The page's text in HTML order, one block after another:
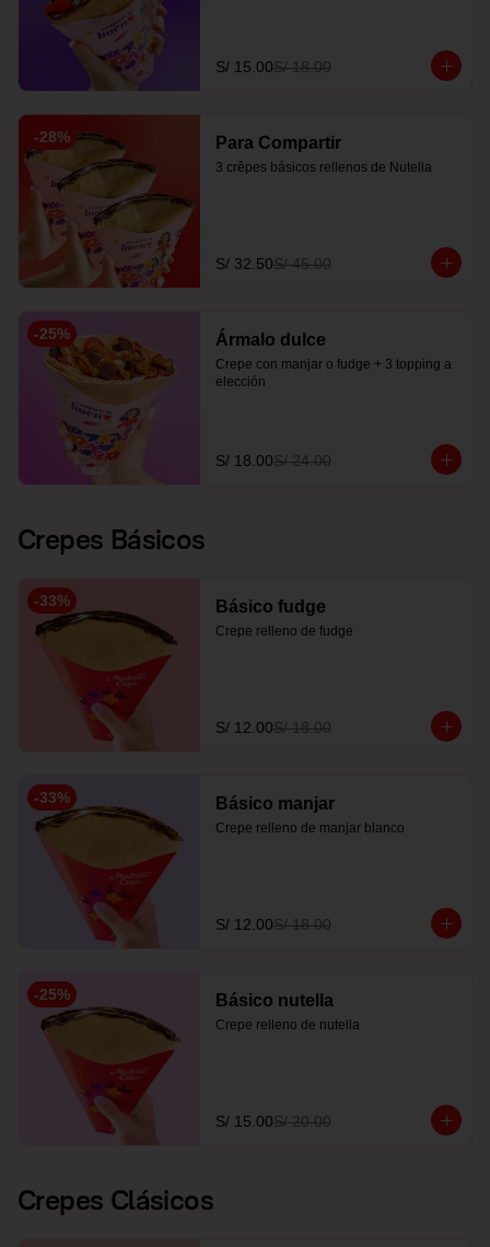
S/ 15.00S/ 18.00
-28% Para Compartir
3 crêpes básicos rellenos de Nutella
S/ 32.50S/ 45.00
-25% Ármalo dulce
Crepe con manjar o fudge + 3 topping a
elección
S/ 18.00S/ 24.00
Crepes Básicos
-33% Básico fudge
Crepe relleno de fudge
S/ 12.00S/ 18.00
-33% Básico manjar
Crepe relleno de manjar blanco
S/ 12.00S/ 18.00
-25% Básico nutella
Crepe relleno de nutella
S/ 15.00S/ 20.00
Crepes Clásicos